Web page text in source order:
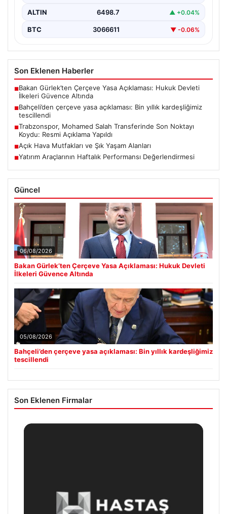
ALTIN 6498.7 ▲ +0.04%
BTC 3066611 ▼ -0.06%
Son Eklenen Haberler
■Bakan Gürlek’ten Çerçeve Yasa Açıklaması: Hukuk Devleti
İlkeleri Güvence Altında
■Bahçeli’den çerçeve yasa açıklaması: Bin yıllık kardeşliğimiz
tescillendi
■Trabzonspor, Mohamed Salah Transferinde Son Noktayı
Koydu: Resmi Açıklama Yapıldı
■Açık Hava Mutfakları ve Şık Yaşam Alanları
■Yatırım Araçlarının Haftalık Performansı Değerlendirmesi
Güncel
06/08/2026
Bakan Gürlek’ten Çerçeve Yasa Açıklaması: Hukuk Devleti
İlkeleri Güvence Altında
05/08/2026
Bahçeli’den çerçeve yasa açıklaması: Bin yıllık kardeşliğimiz
tescillendi
Son Eklenen Firmalar